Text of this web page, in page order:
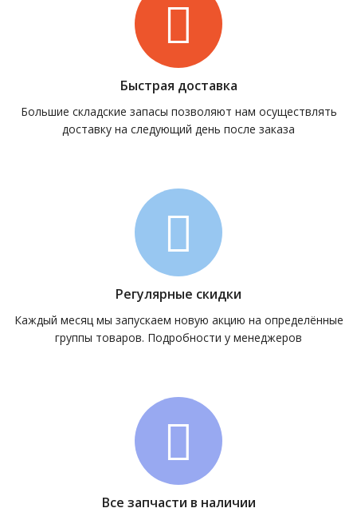
Быстрая доставка
Большие складские запасы позволяют нам осуществлять
доставку на следующий день после заказа
Регулярные скидки
Каждый месяц мы запускаем новую акцию на определённые
группы товаров. Подробности у менеджеров
Все запчасти в наличии